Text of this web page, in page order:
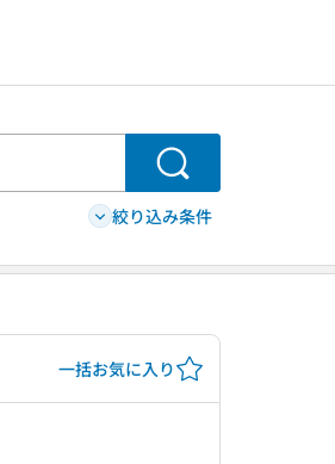
検索
絞り込み条件
一括お気に入り